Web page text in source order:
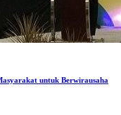
untuk Berwirausaha